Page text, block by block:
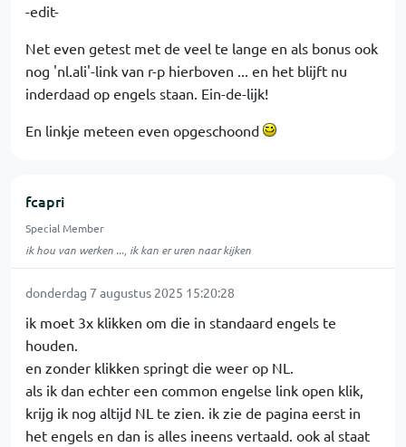
-edit-
Net even getest met de veel te lange en als bonus ook
nog 'nl.ali'-link van r-p hierboven ... en het blijft nu
inderdaad op engels staan. Ein-de-lijk!
En linkje meteen even opgeschoond
fcapri
Special Member
ik hou van werken ..., ik kan er uren naar kijken
donderdag 7 augustus 2025 15:20:28
ik moet 3x klikken om die in standaard engels te
houden.
en zonder klikken springt die weer op NL.
als ik dan echter een common engelse link open klik,
krijg ik nog altijd NL te zien. ik zie de pagina eerst in
het engels en dan is alles ineens vertaald. ook al staat